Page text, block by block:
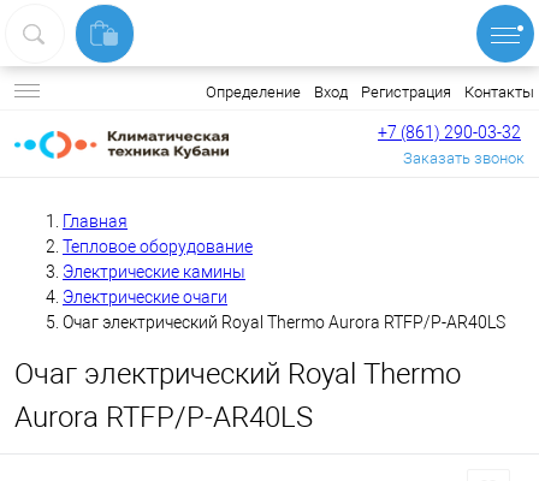
Определение Вход Регистрация Контакты
+7 (861) 290-03-32
Заказать звонок
Главная
Тепловое оборудование
Электрические камины
Электрические очаги
Очаг электрический Royal Thermo Aurora RTFP/P-AR40LS
Очаг электрический Royal Thermo
Aurora RTFP/P-AR40LS